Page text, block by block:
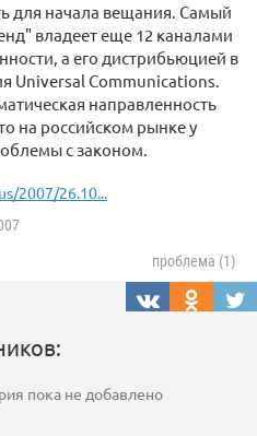
для начала вещания. Самый
владеет еще 12 каналами
а его дистрибьюцией в
Universal Communications.
направленность
на российском рынке у
с законом.
2007/26.10...
проблема (1)
пока не добавлено